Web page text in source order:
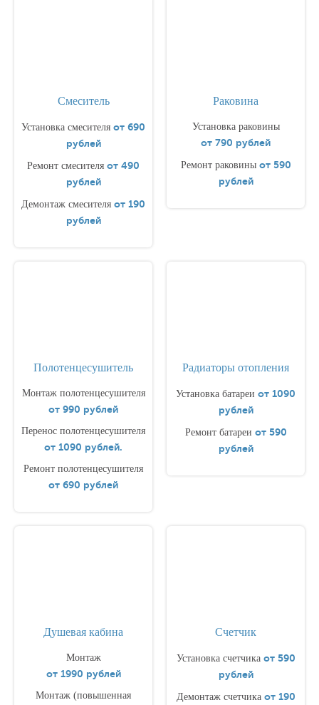
Смеситель
Установка смесителя от 690
рублей
Ремонт смесителя от 490
рублей
Демонтаж смесителя от 190
рублей
Раковина
Установка раковины
от 790 рублей
Ремонт раковины от 590
рублей
Полотенцесушитель
Монтаж полотенцесушителя
от 990 рублей
Перенос полотенцесушителя
от 1090 рублей.
Ремонт полотенцесушителя
от 690 рублей
Радиаторы отопления
Установка батареи от 1090
рублей
Ремонт батареи от 590
рублей
Душевая кабина
Монтаж
от 1990 рублей
Монтаж (повышенная
Счетчик
Установка счетчика от 590
рублей
Демонтаж счетчика от 190